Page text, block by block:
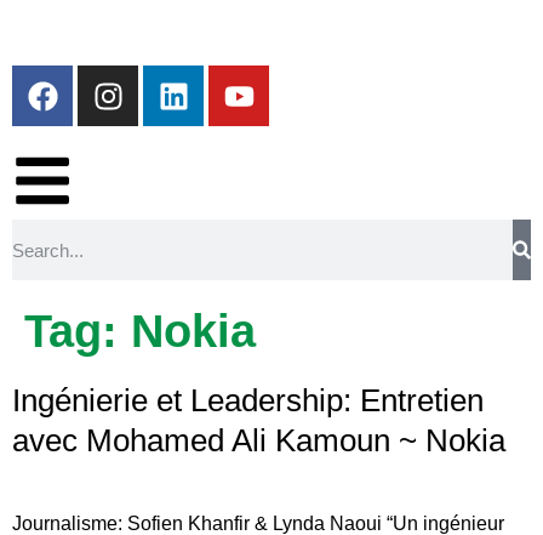
Tag: Nokia
Ingénierie et Leadership: Entretien
avec Mohamed Ali Kamoun ~ Nokia
Journalisme: Sofien Khanfir & Lynda Naoui “Un ingénieur